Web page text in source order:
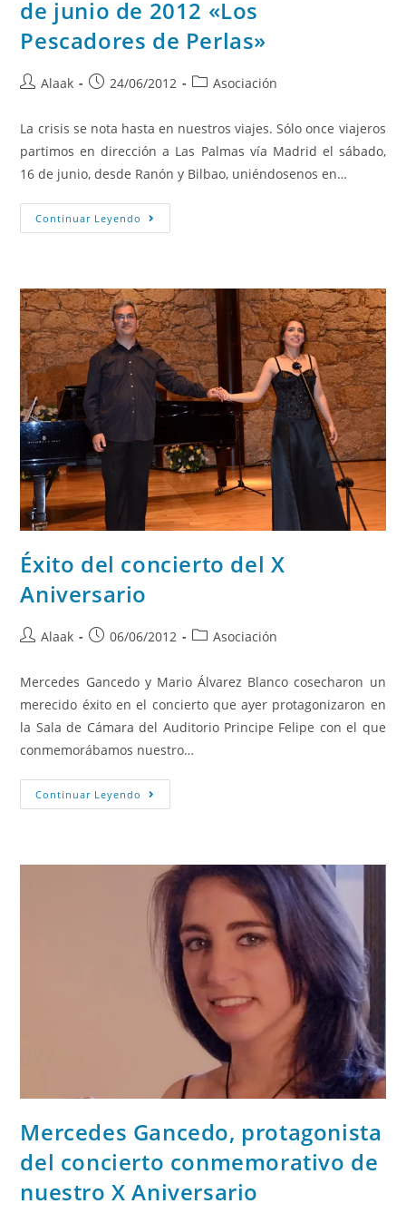
de junio de 2012 «Los
Pescadores de Perlas»
Alaak 24/06/2012 Asociación
La crisis se nota hasta en nuestros viajes. Sólo once viajeros
partimos en dirección a Las Palmas vía Madrid el sábado,
16 de junio, desde Ranón y Bilbao, uniéndosenos en…
Continuar Leyendo
Éxito del concierto del X
Aniversario
Alaak 06/06/2012 Asociación
Mercedes Gancedo y Mario Álvarez Blanco cosecharon un
merecido éxito en el concierto que ayer protagonizaron en
la Sala de Cámara del Auditorio Principe Felipe con el que
conmemorábamos nuestro…
Continuar Leyendo
Mercedes Gancedo, protagonista
del concierto conmemorativo de
nuestro X Aniversario